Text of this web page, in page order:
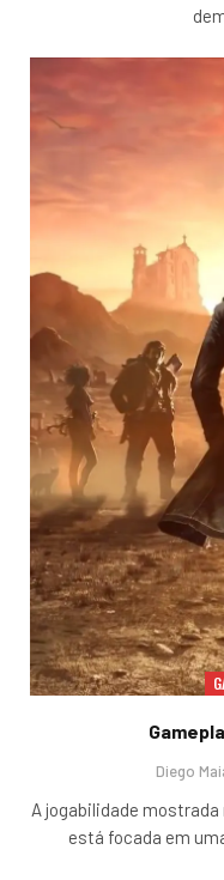
Diego
A jogabilidade
está focada em